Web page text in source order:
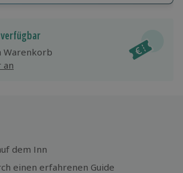
alle Erlebnisse einlösbar.
verfügbar
Warenkorb
an
dem Inn
einen erfahrenen Guide